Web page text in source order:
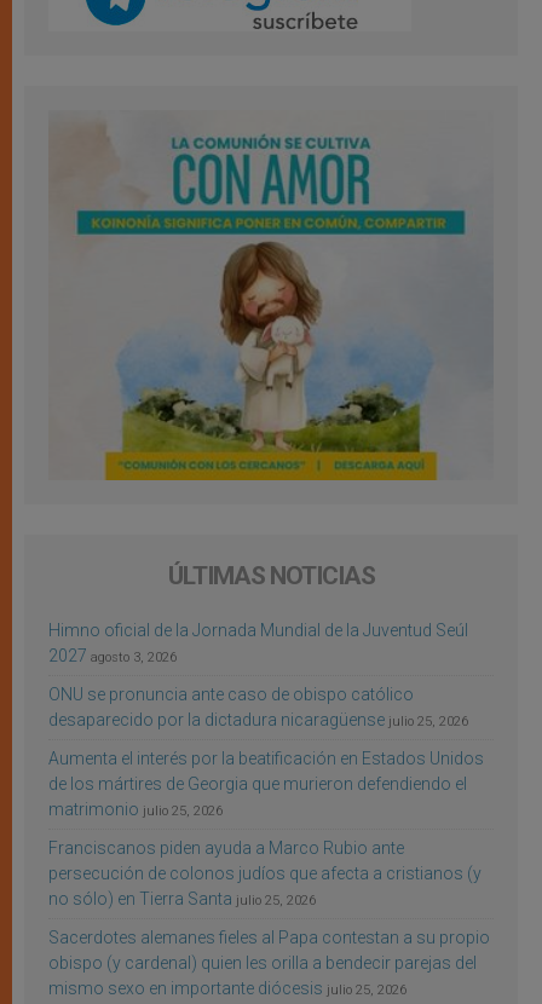
ÚLTIMAS NOTICIAS
Himno oficial de la Jornada Mundial de la Juventud Seúl
2027 agosto 3, 2026
ONU se pronuncia ante caso de obispo católico
desaparecido por la dictadura nicaragüense julio 25, 2026
Aumenta el interés por la beatificación en Estados Unidos
de los mártires de Georgia que murieron defendiendo el
matrimonio julio 25, 2026
Franciscanos piden ayuda a Marco Rubio ante
persecución de colonos judíos que afecta a cristianos (y
no sólo) en Tierra Santa julio 25, 2026
Sacerdotes alemanes fieles al Papa contestan a su propio
obispo (y cardenal) quien les orilla a bendecir parejas del
mismo sexo en importante diócesis julio 25, 2026